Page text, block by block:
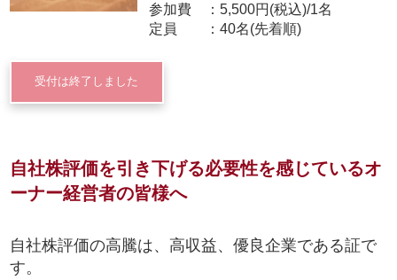
参加費
5,500円(税込)/1名
定員
40名(先着順)
受付は終了しました
自社株評価を引き下げる必要性を感じているオ
ーナー経営者の皆様へ
自社株評価の高騰は、高収益、優良企業である証で
す。